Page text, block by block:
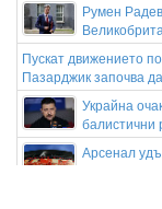
Румен
Пускат движението
Пазарджик започва
Украйна
балистични
Арсенал